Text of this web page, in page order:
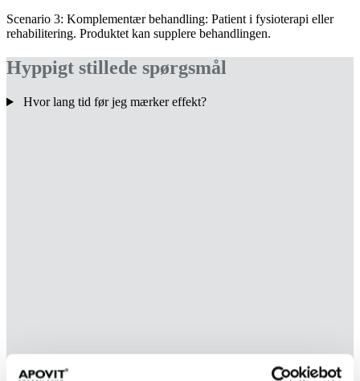
Scenario 3: Komplementær behandling: Patient i fysioterapi eller
rehabilitering. Produktet kan supplere behandlingen.
Hyp­pigt stil­lede spørgs­mål
Hvor lang tid før jeg mærker effekt?